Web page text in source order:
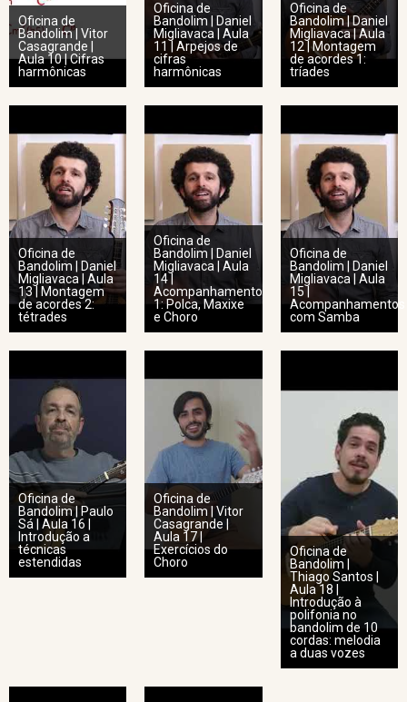
Oficina de
Bandolim | Vitor
Casagrande |
Aula 10 | Cifras
harmônicas
Oficina de
Bandolim | Daniel
Migliavaca | Aula
11 | Arpejos de
cifras
harmônicas
Oficina de
Bandolim | Daniel
Migliavaca | Aula
12 | Montagem
de acordes 1:
tríades
Oficina de
Bandolim | Daniel
Migliavaca | Aula
13 | Montagem
de acordes 2:
tétrades
Oficina de
Bandolim | Daniel
Migliavaca | Aula
14 |
Acompanhamento
1: Polca, Maxixe
e Choro
Oficina de
Bandolim | Daniel
Migliavaca | Aula
15 |
Acompanhamentos
com Samba
Oficina de
Bandolim | Paulo
Sá | Aula 16 |
Introdução a
técnicas
estendidas
Oficina de
Bandolim | Vitor
Casagrande |
Aula 17 |
Exercícios do
Choro
Oficina de
Bandolim |
Thiago Santos |
Aula 18 |
Introdução à
polifonia no
bandolim de 10
cordas: melodia
a duas vozes